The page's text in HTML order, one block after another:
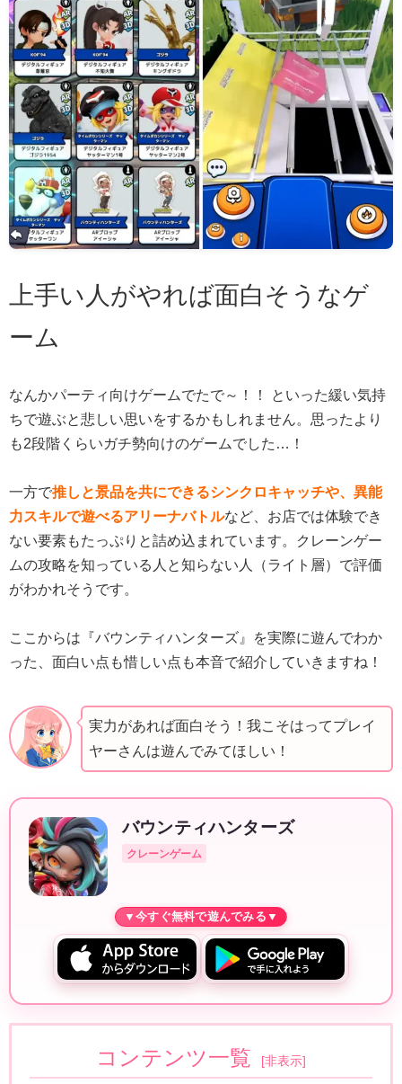
上手い人がやれば面白そうなゲ
ーム
なんかパーティ向けゲームでたで～！！ といった緩い気持
ちで遊ぶと悲しい思いをするかもしれません。思ったより
も2段階くらいガチ勢向けのゲームでした…！
一方で推しと景品を共にできるシンクロキャッチや、異能
力スキルで遊べるアリーナバトルなど、お店では体験でき
ない要素もたっぷりと詰め込まれています。クレーンゲー
ムの攻略を知っている人と知らない人（ライト層）で評価
がわかれそうです。
ここからは『バウンティハンターズ』を実際に遊んでわか
った、面白い点も惜しい点も本音で紹介していきますね！
実力があれば面白そう！我こそはってプレイ
ヤーさんは遊んでみてほしい！
バウンティハンターズ
クレーンゲーム
コンテンツ一覧 [非表示]